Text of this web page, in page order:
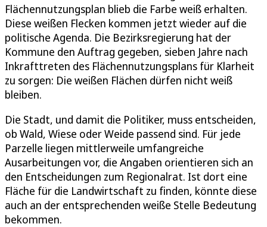
Flächennutzungsplan blieb die Farbe weiß erhalten.
Diese weißen Flecken kommen jetzt wieder auf die
politische Agenda. Die Bezirksregierung hat der
Kommune den Auftrag gegeben, sieben Jahre nach
Inkrafttreten des Flächennutzungsplans für Klarheit
zu sorgen: Die weißen Flächen dürfen nicht weiß
bleiben.
Die Stadt, und damit die Politiker, muss entscheiden,
ob Wald, Wiese oder Weide passend sind. Für jede
Parzelle liegen mittlerweile umfangreiche
Ausarbeitungen vor, die Angaben orientieren sich an
den Entscheidungen zum Regionalrat. Ist dort eine
Fläche für die Landwirtschaft zu finden, könnte diese
auch an der entsprechenden weiße Stelle Bedeutung
bekommen.